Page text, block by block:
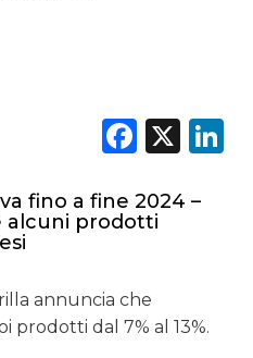
X
fino a fine 2024 –
alcuni prodotti
annuncia che
prodotti dal 7% al 13%.